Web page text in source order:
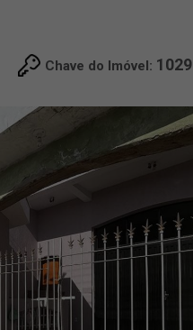
Chave do Imóvel: 1029